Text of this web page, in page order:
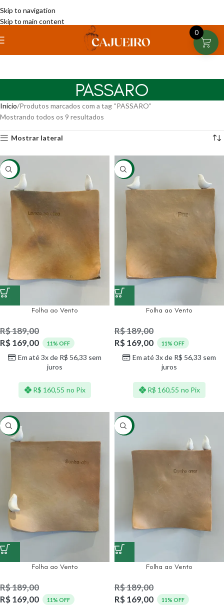
Skip to navigation
Skip to main content
PASSARO
Início Produtos marcados com a tag “PASSARO”
Mostrando todos os 9 resultados
Mostrar lateral
-11%
Folha ao Vento
R$189,00
R$169,00 11% OFF
Em até 3x de R$ 56,33 sem
juros
R$ 160,55 no Pix
-11%
Folha ao Vento
R$189,00
R$169,00 11% OFF
Em até 3x de R$ 56,33 sem
juros
R$ 160,55 no Pix
-11%
Folha ao Vento
R$189,00
R$169,00 11% OFF
-11%
Folha ao Vento
R$189,00
R$169,00 11% OFF
0